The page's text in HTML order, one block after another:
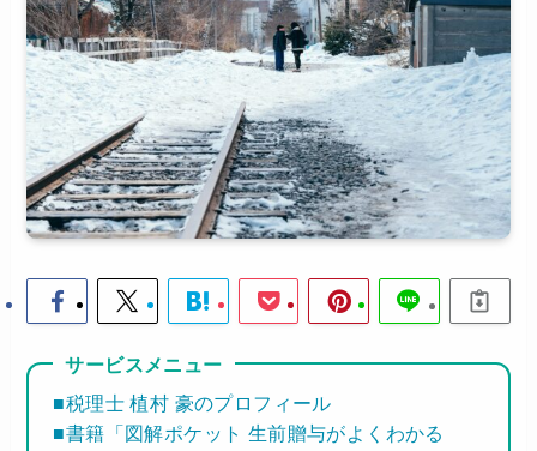
サービスメニュー
■税理士 植村 豪のプロフィール
■書籍「図解ポケット 生前贈与がよくわかる